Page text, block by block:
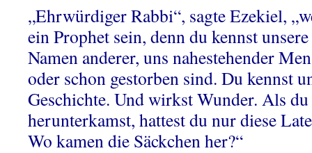
„Ehrwürdiger Rabbi“, sagte Ezekiel,
ein Prophet sein, denn du kennst
Namen anderer, uns nahestehender
oder schon gestorben sind. Du kennst
Geschichte. Und wirkst Wunder. Als
herunterkamst, hattest du nur diese
Wo kamen die Säckchen her?“